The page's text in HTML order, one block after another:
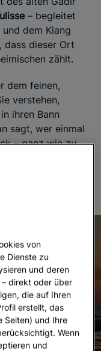
– begleitet
dem Klang
dass dieser Ort
zählt.
dem feinen,
verstehen,
ihren Bann
sagt, wer einmal
– ganz wie zu
zurückkehren.
von
Dienste zu
und deren
direkt oder über
die auf Ihren
erstellt, das
Seiten) und Ihre
Wenn
und